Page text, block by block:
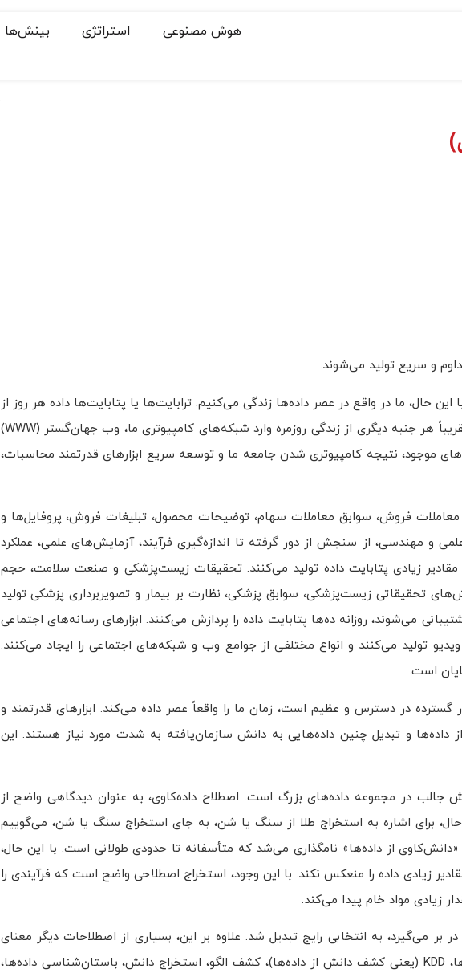
هوش مصنوعی استراتژی بینش‌ها
و سریع تولید می‌شوند.
حال، ما در واقع در عصر داده‌ها زندگی می‌کنیم. ترابایت‌ها یا پتابایت‌ها داده هر روز از
کسب‌وکار، آژانس‌های خبری، جامعه، علم، مهندسی، پزشکی و تقریباً هر جنبه دیگری از زندگی روزمره وارد شبکه‌های کامپیوتری ما، وب جهان‌گستر (WWW)
موجود، نتیجه کامپیوتری شدن جامعه ما و توسعه سریع ابزارهای قدرتمند محاسبات،
فروش، سوابق معاملات سهام، توضیحات محصول، تبلیغات فروش، پروفایل‌ها و
و مهندسی، از سنجش از دور گرفته تا اندازه‌گیری فرآیند، آزمایش‌های علمی، عملکرد
زیادی پتابایت داده تولید می‌کنند. تحقیقات زیست‌پزشکی و صنعت سلامت، حجم
تحقیقاتی زیست‌پزشکی، سوابق پزشکی، نظارت بر بیمار و تصویربرداری پزشکی تولید
می‌شوند، روزانه ده‌ها پتابایت داده را پردازش می‌کنند. ابزارهای رسانه‌های اجتماعی
تولید می‌کنند و انواع مختلفی از جوامع وب و شبکه‌های اجتماعی را ایجاد می‌کنند.
است.
در دسترس و عظیم است، زمان ما را واقعاً عصر داده می‌کند. ابزارهای قدرتمند و
داده‌ها و تبدیل چنین داده‌هایی به دانش سازمان‌یافته به شدت مورد نیاز هستند. این
جالب در مجموعه داده‌های بزرگ است. اصطلاح داده‌کاوی، به عنوان دیدگاهی واضح از
در دهه 1990 ظاهر شد. با این حال، برای اشاره به استخراج طلا از سنگ یا شن، به جای استخراج سنگ یا شن، می‌گوییم
از داده‌ها» نامگذاری می‌شد که متأسفانه تا حدودی طولانی است. با این حال،
زیادی داده را منعکس نکند. با این وجود، استخراج اصطلاحی واضح است که فرآیندی را
زیادی مواد خام پیدا می‌کند.
بر می‌گیرد، به انتخابی رایج تبدیل شد. علاوه بر این، بسیاری از اصطلاحات دیگر معنای
مشابهی با داده‌کاوی دارند – به عنوان مثال، دانش‌کاوی از داده‌ها، KDD (یعنی کشف دانش از داده‌ها)، کشف الگو، استخراج دانش، باستان‌شناسی داده‌ها،
استراتژی